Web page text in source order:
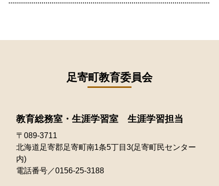
2025年03月
2025年01月
2024年06月
2024年04月
2024年01月
2023年03月
2023年02月
2023年01月
2022年10月
2022年07月
2022年05月
2022年04月
2021年08月
2021年06月
2021年05月
2020年06月
2020年04月
足寄町教育委員会
教育総務室・生涯学習室 生涯学習担当
〒089-3711
北海道足寄郡足寄町南1条5丁目3(足寄町民センター
内)
電話番号／0156-25-3188